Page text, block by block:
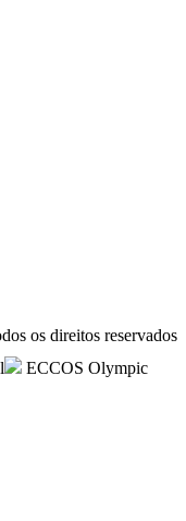
os direitos reservados
ECCOS Olympic